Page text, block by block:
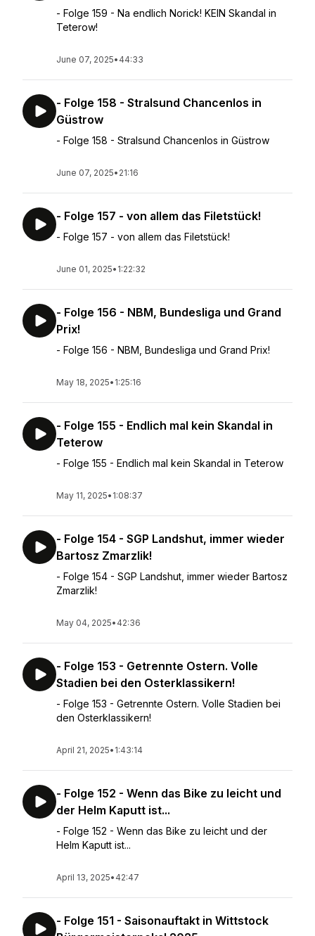
- Folge 159 - Na endlich Norick! KEIN Skandal in
Teterow!
June 07, 2025• 44:33
- Folge 158 - Stralsund Chancenlos in
Güstrow
- Folge 158 - Stralsund Chancenlos in Güstrow
June 07, 2025• 21:16
- Folge 157 - von allem das Filetstück!
- Folge 157 - von allem das Filetstück!
June 01, 2025• 1:22:32
- Folge 156 - NBM, Bundesliga und Grand
Prix!
- Folge 156 - NBM, Bundesliga und Grand Prix!
May 18, 2025• 1:25:16
- Folge 155 - Endlich mal kein Skandal in
Teterow
- Folge 155 - Endlich mal kein Skandal in Teterow
May 11, 2025• 1:08:37
- Folge 154 - SGP Landshut, immer wieder
Bartosz Zmarzlik!
- Folge 154 - SGP Landshut, immer wieder Bartosz
Zmarzlik!
May 04, 2025• 42:36
- Folge 153 - Getrennte Ostern. Volle
Stadien bei den Osterklassikern!
- Folge 153 - Getrennte Ostern. Volle Stadien bei
den Osterklassikern!
April 21, 2025• 1:43:14
- Folge 152 - Wenn das Bike zu leicht und
der Helm Kaputt ist...
- Folge 152 - Wenn das Bike zu leicht und der
Helm Kaputt ist...
April 13, 2025• 42:47
- Folge 151 - Saisonauftakt in Wittstock